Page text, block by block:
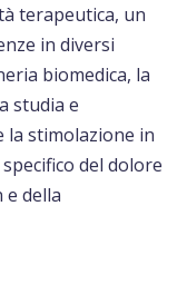
terapeutica, un
in diversi
biomedica, la
studia e
la stimolazione in
del dolore
e della